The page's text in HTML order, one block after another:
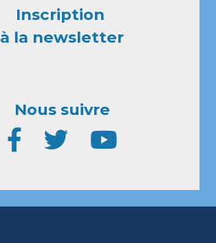
Inscription
à la newsletter
Nous suivre